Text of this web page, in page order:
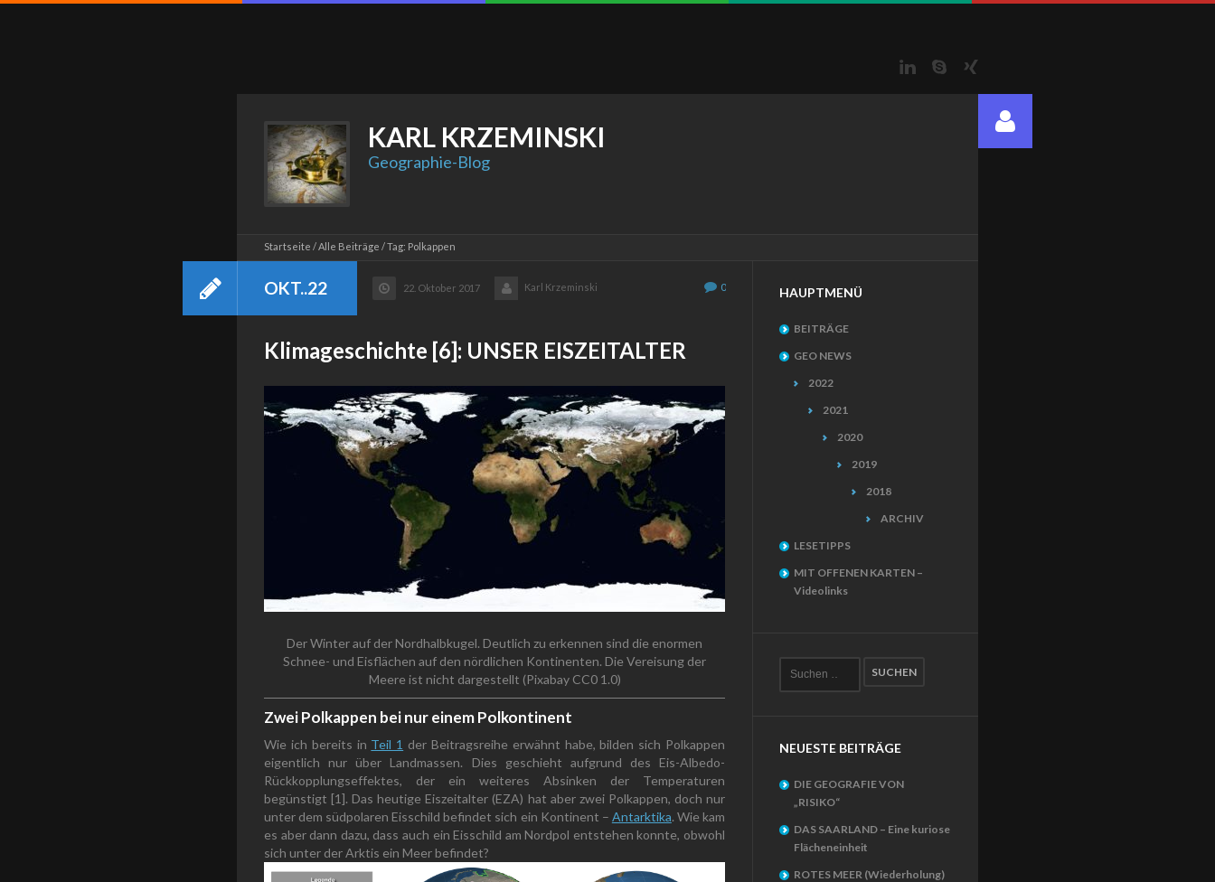
LinkedInSkype
KARL KRZEMINSKI
Geographie-Blog
Startseite Alle Beiträge Tag: Polkappen
OKT..22 22. Oktober 2017 0
Karl Krzeminski
Klimageschichte [6]: UNSER EISZEITALTER
Der Winter auf der Nordhalbkugel. Deutlich zu erkennen sind die enormen
Schnee- und Eisflächen auf den nördlichen Kontinenten. Die Vereisung der
Meere ist nicht dargestellt (Pixabay CC0 1.0)
Zwei Polkappen bei nur einem Polkontinent
Wie ich bereits in Teil 1 der Beitragsreihe erwähnt habe, bilden sich Polkappen
eigentlich nur über Landmassen. Dies geschieht aufgrund des Eis-Albedo-
Rückkopplungseffektes, der ein weiteres Absinken der Temperaturen
begünstigt [1]. Das heutige Eiszeitalter (EZA) hat aber zwei Polkappen, doch nur
unter dem südpolaren Eisschild befindet sich ein Kontinent – Antarktika. Wie kam
es aber dann dazu, dass auch ein Eisschild am Nordpol entstehen konnte, obwohl
sich unter der Arktis ein Meer befindet?
HAUPTMENÜ
BEITRÄGE
GEO NEWS
2022
2021
2020
2019
2018
ARCHIV
LESETIPPS
MIT OFFENEN KARTEN –
Videolinks
NEUESTE BEITRÄGE
DIE GEOGRAFIE VON
„RISIKO“
DAS SAARLAND – Eine kuriose
Flächeneinheit
ROTES MEER (Wiederholung)